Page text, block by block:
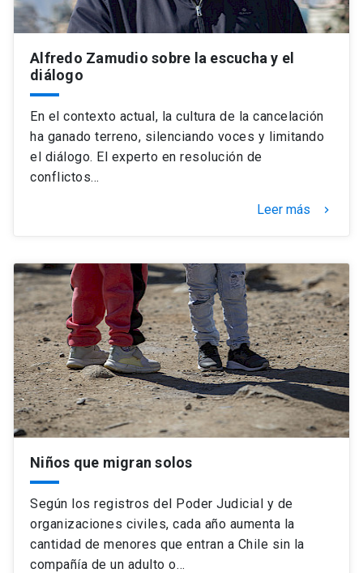
Alfredo Zamudio sobre la escucha y el
diálogo
En el contexto actual, la cultura de la cancelación
ha ganado terreno, silenciando voces y limitando
el diálogo. El experto en resolución de
conflictos…
Leer más keyboard_arrow_right
Niños que migran solos
Según los registros del Poder Judicial y de
organizaciones civiles, cada año aumenta la
cantidad de menores que entran a Chile sin la
compañía de un adulto o…